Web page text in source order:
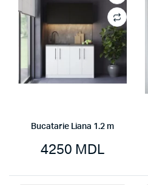
Bucatarie Liana 1.2 m
4250 MDL